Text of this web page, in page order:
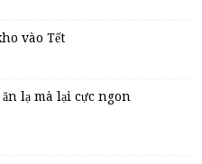
vào Tết
lạ mà lại cực ngon